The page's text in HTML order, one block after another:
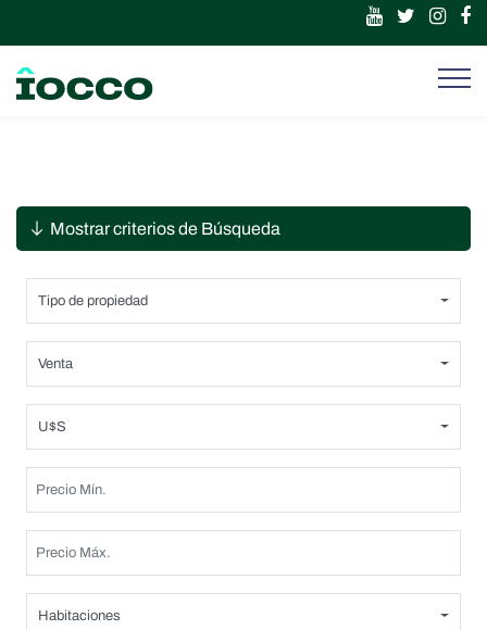
Mostrar criterios de Búsqueda
Tipo de propiedad
Venta
U$S
Habitaciones